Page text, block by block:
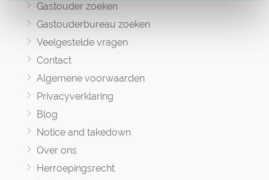
Gastouder zoeken
Gastouderbureau zoeken
Veelgestelde vragen
Contact
Algemene voorwaarden
Privacyverklaring
Blog
Notice and takedown
Over ons
Herroepingsrecht